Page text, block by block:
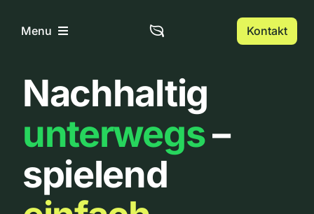
InhaltMenu
Home
Über uns
Urbanlist
Kontakt
Nachhaltig
unterwegs–
spielend